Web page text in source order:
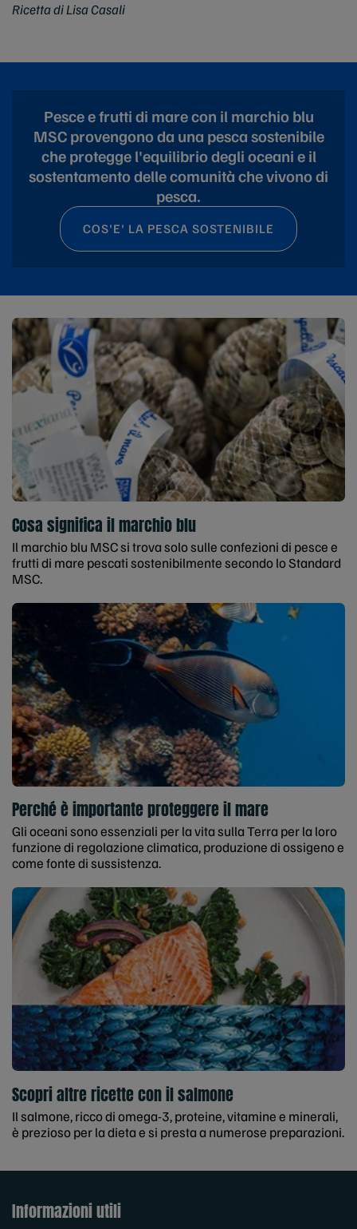
Ricetta di Lisa Casali
Pesce e frutti di mare con il marchio blu
MSC provengono da una pesca sostenibile
che protegge l'equilibrio degli oceani e il
sostentamento delle comunità che vivono di
pesca.
COS'E' LA PESCA SOSTENIBILE
Cosa significa il marchio blu
Il marchio blu MSC si trova solo sulle confezioni di pesce e
frutti di mare pescati sostenibilmente secondo lo Standard
MSC.
Perché è importante proteggere il mare
Gli oceani sono essenziali per la vita sulla Terra per la loro
funzione di regolazione climatica, produzione di ossigeno e
come fonte di sussistenza.
Scopri altre ricette con il salmone
Il salmone, ricco di omega-3, proteine, vitamine e minerali,
è prezioso per la dieta e si presta a numerose preparazioni.
Informazioni utili